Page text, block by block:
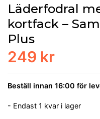
Läderfodral
kortfack –
Plus
249 kr
Beställ innan 16:00 för
- Endast 1 kvar i lager